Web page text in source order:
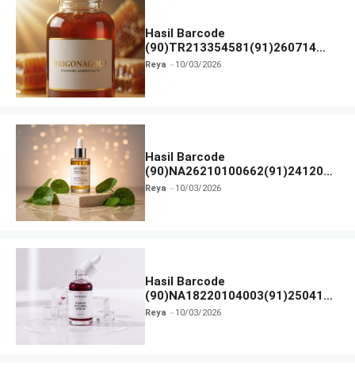
Hasil Barcode
(90)TR213354581(91)260714
dan Izin BPOM
Reya 10/03/2026
Hasil Barcode
(90)NA26210100662(91)241203
dan Izin BPOM
Reya 10/03/2026
Hasil Barcode
(90)NA18220104003(91)250418
dan Izin BPOM
Reya 10/03/2026